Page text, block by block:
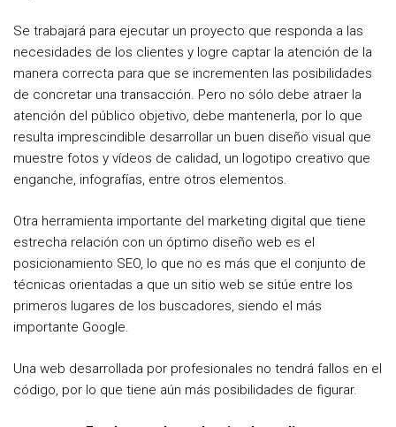
Se trabajará para ejecutar un proyecto que responda a las
necesidades de los clientes y logre captar la atención de la
manera correcta para que se incrementen las posibilidades
de concretar una transacción. Pero no sólo debe atraer la
atención del público objetivo, debe mantenerla, por lo que
resulta imprescindible desarrollar un buen diseño visual que
muestre fotos y vídeos de calidad, un logotipo creativo que
enganche, infografías, entre otros elementos.
Otra herramienta importante del marketing digital que tiene
estrecha relación con un óptimo diseño web es el
posicionamiento SEO, lo que no es más que el conjunto de
técnicas orientadas a que un sitio web se sitúe entre los
primeros lugares de los buscadores, siendo el más
importante Google.
Una web desarrollada por profesionales no tendrá fallos en el
código, por lo que tiene aún más posibilidades de figurar.